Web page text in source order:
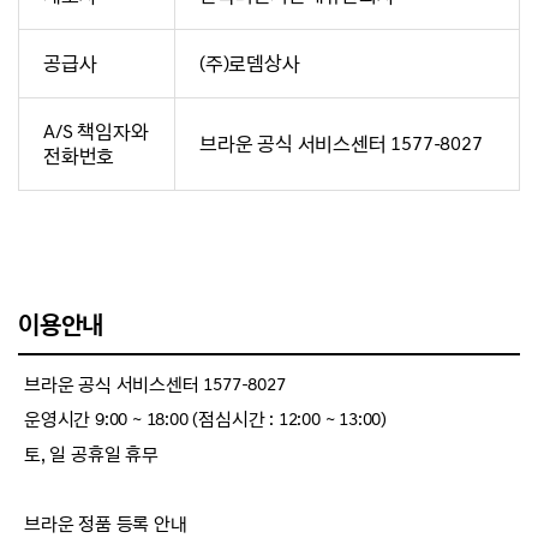
공급사 (주)로뎀상사
A/S 책임자와
전화번호
브라운 공식 서비스센터 1577-8027
이용안내
브라운 공식 서비스센터 1577-8027
운영시간 9:00 ~ 18:00 (점심시간 : 12:00 ~ 13:00)
토, 일 공휴일 휴무
브라운 정품 등록 안내